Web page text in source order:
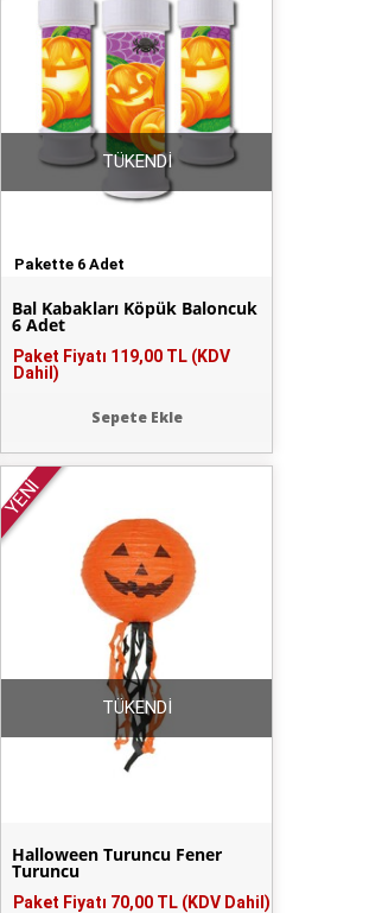
Pakette 6 Adet
Bal Kabakları Köpük Baloncuk
6 Adet
Paket Fiyatı 119,00 TL (KDV
Dahil)
Sepete Ekle
TÜKENDİ
YENİ
Halloween Turuncu Fener
Turuncu
Paket Fiyatı 70,00 TL (KDV Dahil)
TÜKENDİ